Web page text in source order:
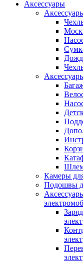
Аксессуары
Шлем
Камеры
Подошвы